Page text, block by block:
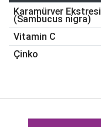
Karamürver Ekstresi
(Sambucus nigra)
Vitamin C
Çinko